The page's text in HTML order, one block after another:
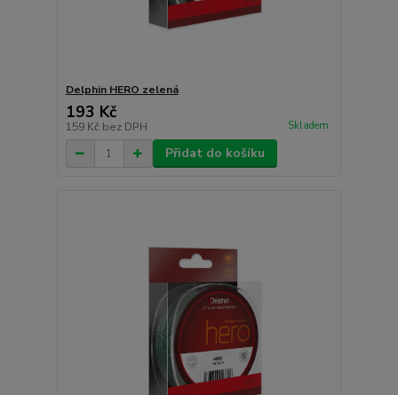
Delphin HERO zelená
193 Kč
159 Kč bez DPH Skladem
Přidat do košíku